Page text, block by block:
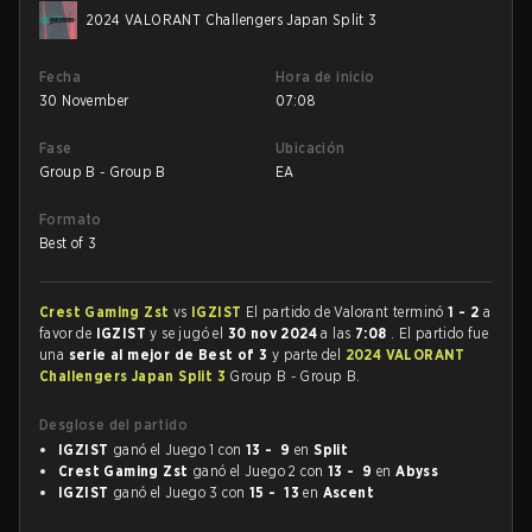
2024 VALORANT Challengers Japan Split 3
Fecha
30 November
Hora de inicio
07:08
Fase
Group B - Group B
Ubicación
EA
Formato
Best of 3
Crest Gaming Zst vs IGZIST El partido de Valorant terminó1 - 2 a
favor de IGZISTy se jugó el 30 nov 2024a las 7:08 . El partido fue
una serie al mejor de Best of 3 y parte del 2024 VALORANT
Challengers Japan Split 3 Group B - Group B.
Desglose del partido
IGZIST ganó el Juego 1 con 13 - 9 enSplit
Crest Gaming Zst ganó el Juego 2 con 13 - 9 enAbyss
IGZIST ganó el Juego 3 con 15 - 13 en Ascent